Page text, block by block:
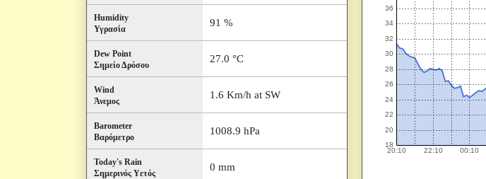
Humidity
Υγρασία
91 %
Dew Point
Σημείο Δρόσου
27.0 °C
Wind
Άνεμος
1.6 Km/h at SW
Barometer
Βαρόμετρο
1008.9 hPa
Today's Rain
Σημερινός Υετός
0 mm